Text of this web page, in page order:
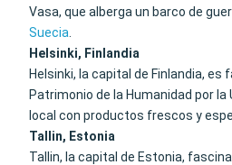
Vasa, que alberga un barco de
Suecia
Helsinki, Finlandia
Helsinki, la capital de Finlandia,
Patrimonio de la Humanidad por
local con productos frescos y
Tallin, Estonia
Tallin, la capital de Estonia,